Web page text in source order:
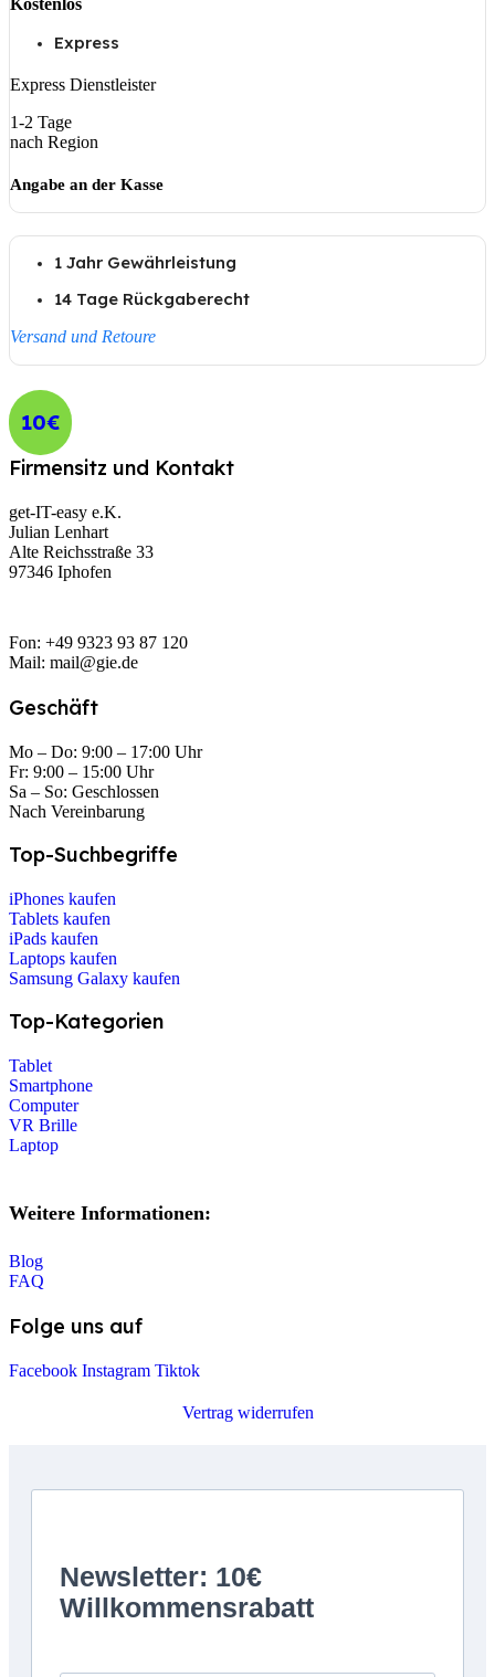
Express
Express Dienstleister
1-2 Tage
nach Region
Angabe an der Kasse
1 Jahr Gewährleistung
14 Tage Rückgaberecht
Versand und Retoure
10€
Firmensitz und Kontakt
get-IT-easy e.K.
Julian Lenhart
Alte Reichsstraße 33
97346 Iphofen
Fon: +49 9323 93 87 120
Mail: mail@gie.de
Geschäft
Mo – Do: 9:00 – 17:00 Uhr
Fr: 9:00 – 15:00 Uhr
Sa – So: Geschlossen
Nach Vereinbarung
Top-Suchbegriffe
iPhones kaufen
Tablets kaufen
iPads kaufen
Laptops kaufen
Samsung Galaxy kaufen
Top-Kategorien
Tablet
Smartphone
Computer
VR Brille
Laptop
Weitere Informationen:
Blog
FAQ
Folge uns auf
Facebook Instagram Tiktok
Vertrag widerrufen